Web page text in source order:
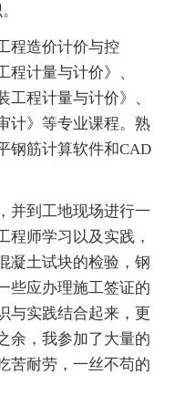
程造价计价与控
程计量与计价》、
工程计量与计价》、
计》等专业课程。熟
钢筋计算软件和CAD
并到工地现场进行一
程师学习以及实践，
凝土试块的检验，钢
些应办理施工签证的
与实践结合起来，更
余，我参加了大量的
苦耐劳，一丝不苟的